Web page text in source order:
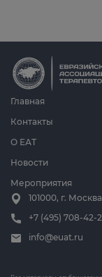
Главная
О ЕАТ
Новости
Мероприятия
Контакты
101000, г.
+7 (495) 708-42-
info@euat.ru